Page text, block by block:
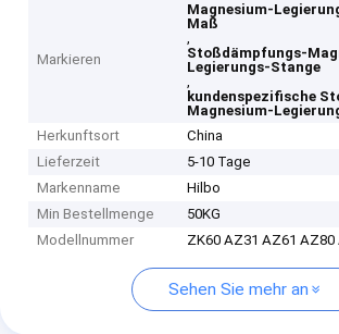
Markieren
Magnesium-
Maß
,
Stoßdämpfungs-
Legierungs-Stange
,
kundenspezifische
Magnesium-
Herkunftsort
China
Lieferzeit
5-10 Tage
Markenname
Hilbo
Min Bestellmenge
50KG
Modellnummer
ZK60 AZ31 AZ61 AZ80
Sehen Sie mehr an